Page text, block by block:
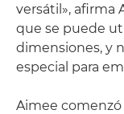
versátil», afirma
que se puede
dimensiones, y
especial para
Aimee